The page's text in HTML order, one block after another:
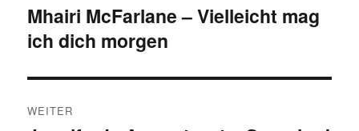
Vorheriger
Beitrag:
Mhairi McFarlane – Vielleicht mag
ich dich morgen
WEITER